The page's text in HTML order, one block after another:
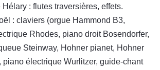
: flutes traversières, effets.
: claviers (orgue Hammond B3,
Rhodes, piano droit Bosendorfer,
Steinway, Hohner pianet, Hohner
piano électrique Wurlitzer, guide-chant